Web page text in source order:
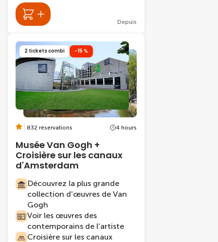
Depuis
2 tickets combi -15 %
832 réservations 4 hours
Musée Van Gogh +
Croisière sur les canaux
d'Amsterdam
Découvrez la plus grande
collection d'œuvres de Van
Gogh
Voir les œuvres des
contemporains de l'artiste
Croisière sur les canaux